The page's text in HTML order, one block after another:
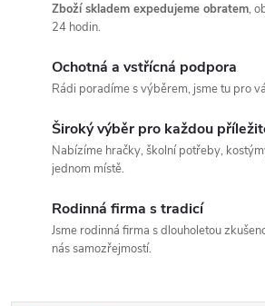
Zboží skladem expedujeme obratem,
24 hodin.
Ochotná a vstřícná podpora
Rádi poradíme s výběrem, jsme tu pro
Široký výběr pro každou
Nabízíme hračky, školní potřeby,
jednom místě.
Rodinná firma s tradicí
Jsme rodinná firma s dlouholetou
nás samozřejmostí.